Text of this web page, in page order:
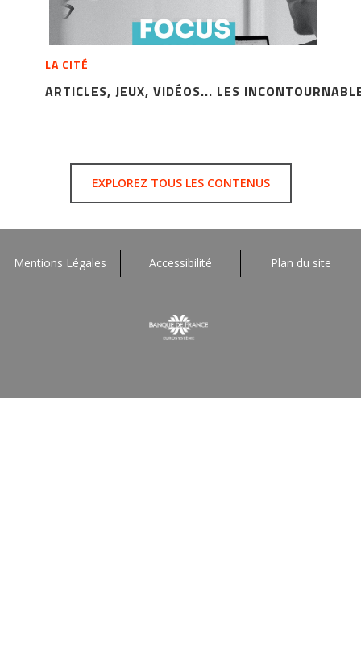
LA CITÉ
ARTICLES, JEUX, VIDÉOS... LES
EXPLOREZ TOUS LES CONTENUS
Mentions Légales Accessibilité Plan du site